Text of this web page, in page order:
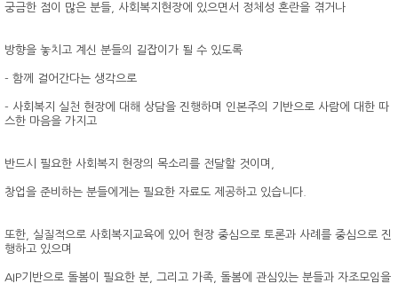
궁금한 점이 많은 분들, 사회복지현장에 있으면서 정체성 혼란을 겪거나
방향을 놓치고 계신 분들의 길잡이가 될 수 있도록
- 함께 걸어간다는 생각으로
- 사회복지 실천 현장에 대해 상담을 진행하며 인본주의 기반으로 사람에 대한 따
스한 마음을 가지고
반드시 필요한 사회복지 현장의 목소리를 전달할 것이며,
창업을 준비하는 분들에게는 필요한 자료도 제공하고 있습니다.
또한, 실질적으로 사회복지교육에 있어 현장 중심으로 토론과 사례를 중심으로 진
행하고 있으며
AIP기반으로 돌봄이 필요한 분, 그리고 가족, 돌봄에 관심있는 분들과 자조모임을